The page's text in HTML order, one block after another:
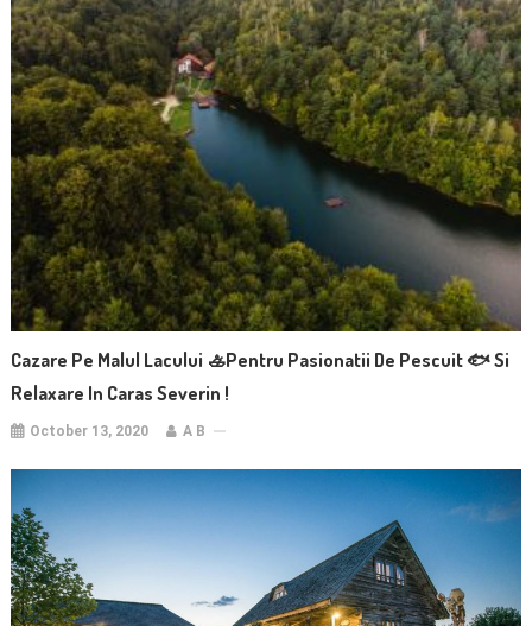
Cazare Pe Malul Lacului 🚣pentru Pasionatii De Pescuit 🐟 Si
Relaxare In Caras Severin !
October 13, 2020 A B